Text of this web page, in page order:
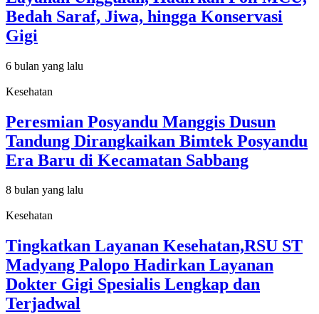
Bedah Saraf, Jiwa, hingga Konservasi
Gigi
6 bulan yang lalu
Kesehatan
Peresmian Posyandu Manggis Dusun
Tandung Dirangkaikan Bimtek Posyandu
Era Baru di Kecamatan Sabbang
8 bulan yang lalu
Kesehatan
Tingkatkan Layanan Kesehatan,RSU ST
Madyang Palopo Hadirkan Layanan
Dokter Gigi Spesialis Lengkap dan
Terjadwal